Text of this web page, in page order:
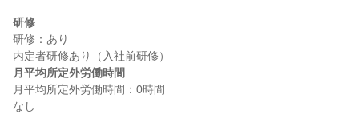
研修
研修：あり
月平均所定外労働時間
月平均所定外労働時間：0時間